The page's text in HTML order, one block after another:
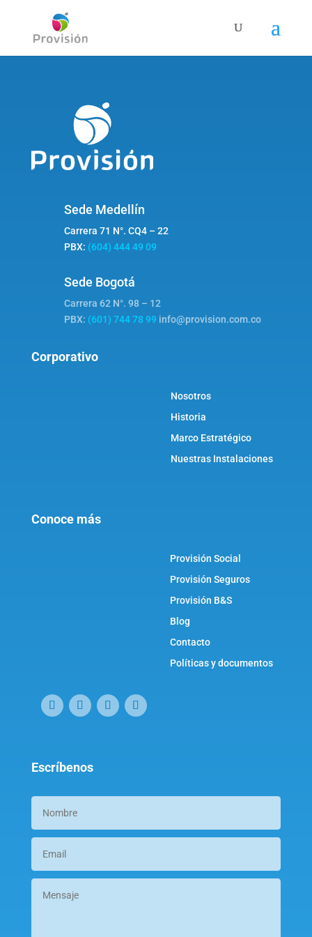
Sede Medellín
Carrera 71 N°. CQ4 – 22
PBX: (604) 444 49 09
Sede Bogotá
Carrera 62 N°. 98 – 12
PBX: (601) 744 78 99 info@provision.com.co
Corporativo
Nosotros
Historia
Marco Estratégico
Nuestras Instalaciones
Conoce más
Provisión Social
Provisión Seguros
Provisión B&S
Blog
Contacto
Políticas y documentos
Escríbenos